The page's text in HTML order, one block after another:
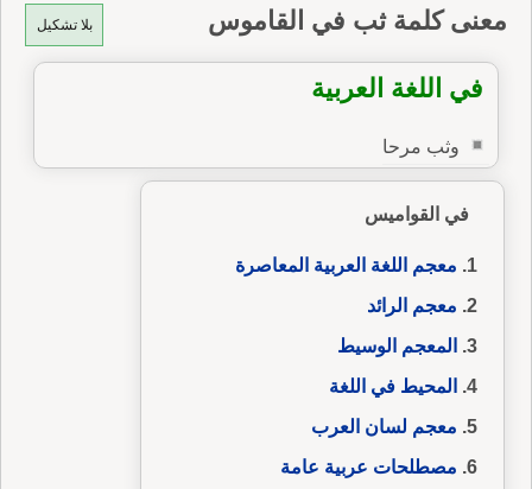
بلا تشكيل معنى كلمة ثب في القاموس
في اللغة العربية
وثب مرحا
في القواميس
معجم اللغة العربية المعاصرة
معجم الرائد
المعجم الوسيط
المحيط في اللغة
معجم لسان العرب
مصطلحات عربية عامة